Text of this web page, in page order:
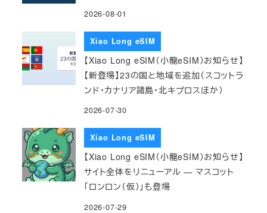
2026-08-01
Xiao Long eSIM
【Xiao Long eSIM（小龍eSIM）お知らせ】
【新登場】23の国と地域を追加（スコットラ
ンド・カナリア諸島・北キプロスほか）
2026-07-30
Xiao Long eSIM
【Xiao Long eSIM（小龍eSIM）お知らせ】
サイト全体をリニューアル — マスコット
「ロンロン（仮）」も登場
2026-07-29